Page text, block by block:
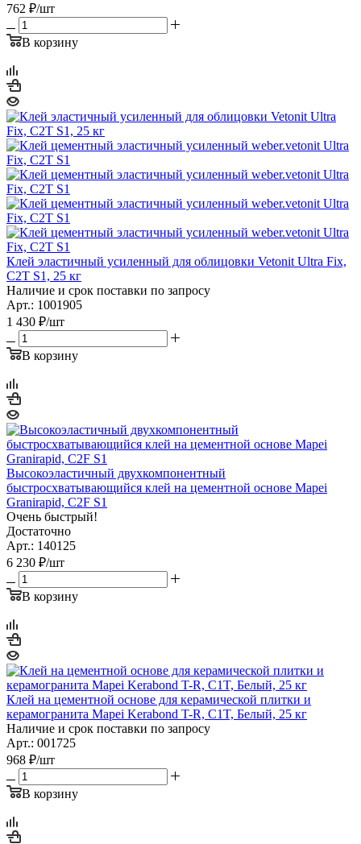
762 ₽/шт
В корзину
Клей эластичный усиленный для облицовки Vetonit Ultra Fix,
C2T S1, 25 кг
Наличие и срок поставки по запросу
Арт.: 1001905
1 430 ₽/шт
В корзину
Высокоэластичный двухкомпонентный
быстросхватывающийся клей на цементной основе Mapei
Granirapid, C2F S1
Очень быстрый!
Достаточно
Арт.: 140125
6 230 ₽/шт
В корзину
Клей на цементной основе для керамической плитки и
керамогранита Mapei Kerabond T-R, С1T, Белый, 25 кг
Наличие и срок поставки по запросу
Арт.: 001725
968 ₽/шт
В корзину